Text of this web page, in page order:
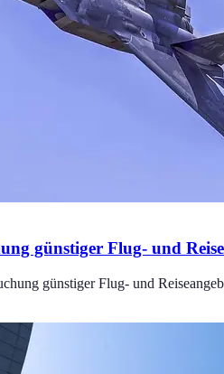
günstiger Flug- und
günstiger Flug- und